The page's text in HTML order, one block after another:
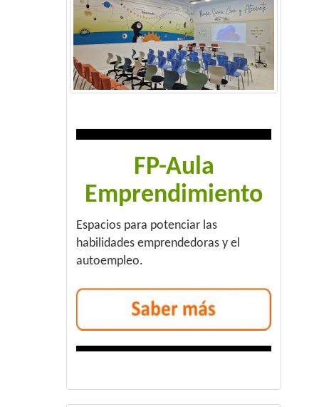
FP-Aula
Emprendimiento
Espacios para potenciar las
habilidades emprendedoras y el
autoempleo.